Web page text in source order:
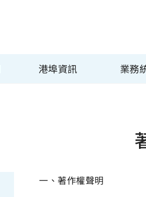
港埠資訊 業務
一、著作權聲明